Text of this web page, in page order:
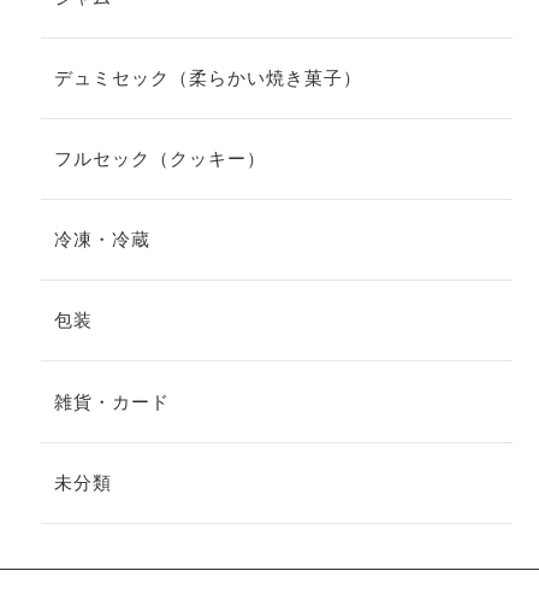
デュミセック（柔らかい焼き菓子）
フルセック（クッキー）
冷凍・冷蔵
包装
雑貨・カード
未分類